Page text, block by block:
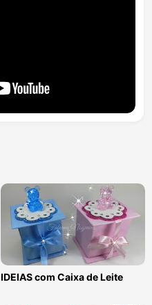
IDEIAS com Caixa de Leite